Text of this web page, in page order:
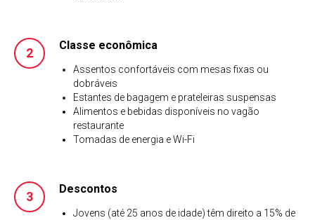
Classe econômica
Assentos confortáveis com mesas fixas ou
dobráveis
Estantes de bagagem e prateleiras suspensas
Alimentos e bebidas disponíveis no vagão
restaurante
Tomadas de energia e Wi-Fi
Descontos
Jovens (até 25 anos de idade) têm direito a 15% de